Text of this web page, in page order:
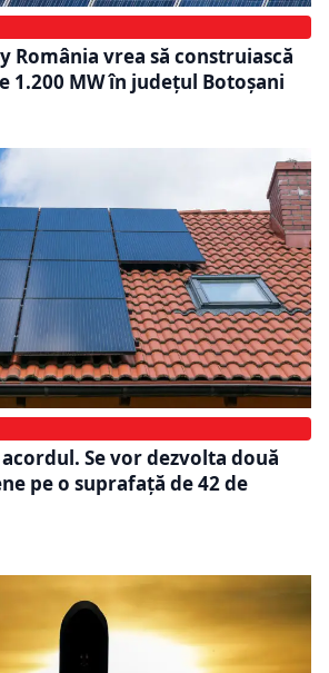
România vrea să construiască
1.200 MW în județul Botoșani
Se vor dezvolta două
pe o suprafață de 42 de